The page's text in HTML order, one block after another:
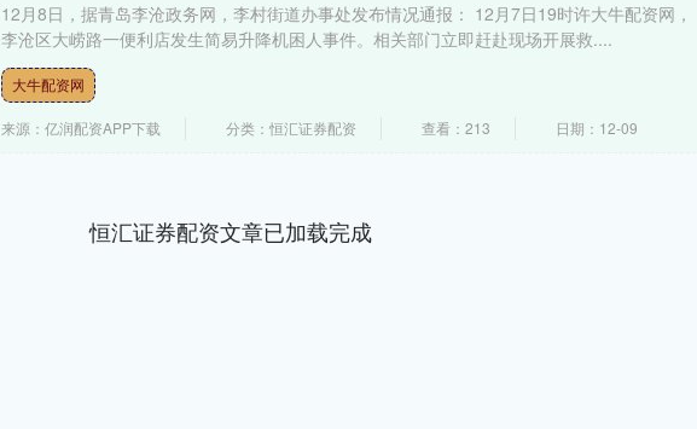
12月8日，据青岛李沧政务网，李村街道办事处发布情况通报： 12月7日19时许大牛配资网，
李沧区大崂路一便利店发生简易升降机困人事件。相关部门立即赶赴现场开展救....
大牛配资网
来源：亿润配资APP下载 分类：恒汇证券配资 查看：213 日期：12-09
恒汇证券配资文章已加载完成